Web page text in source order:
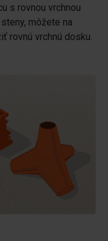
s rovnou vrchnou
môžete na
rovnú vrchnú dosku.